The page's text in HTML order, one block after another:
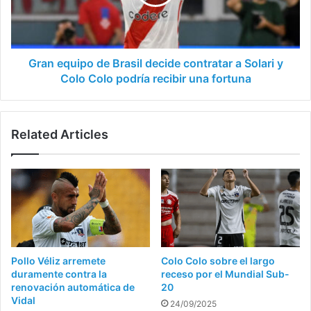
contratar
a
y
Colo
fortuna
Gran equipo de Brasil decide contratar a Solari y
Colo Colo podría recibir una fortuna
Related Articles
Pollo Véliz arremete
duramente contra la
renovación automática de
Vidal
Colo Colo sobre el largo
receso por el Mundial Sub-
20
24/09/2025